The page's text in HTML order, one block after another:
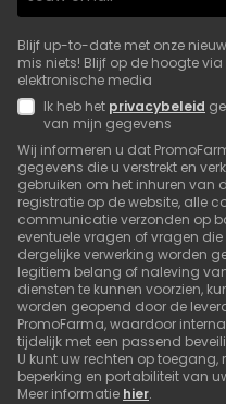
Blijf up-to-date met onze
mis niets! Blijf op de hoogte
elektronische media
Ik heb het privacybeleid
van mijn gegevens
Wij informeren u dat
gegevens die u verstrekt en
gebruiken om het inhuren van
registratie op de website, alle
communicatie verzonden op
eventuele vragen of vragen
dergelijke verwerking worden
legitiem belang of naleving
diensten te kunnen voorzien,
worden geopend door de
PromoFarma, waardoor
tijdelijk met een passend
U kunt uw rechten op
beperking en portabiliteit van
Meer informatie hier.